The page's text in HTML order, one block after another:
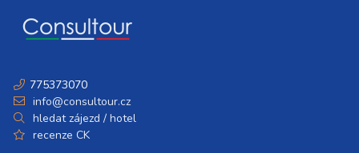
775373070
info@consultour.cz
hledat zájezd / hotel
recenze CK